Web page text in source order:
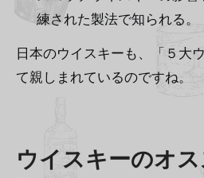
練された製法で知られる。
日本のウイスキーも、「５大
て親しまれているのですね。
ウイスキーのオ